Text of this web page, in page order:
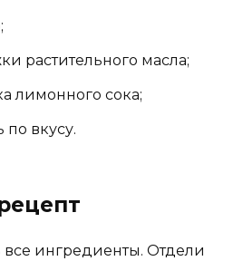
растительного масла;
лимонного сока;
по вкусу.
все ингредиенты. Отдели